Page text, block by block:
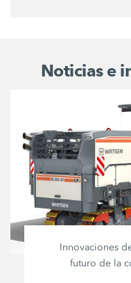
Noticias e
Innovaciones
futuro de la